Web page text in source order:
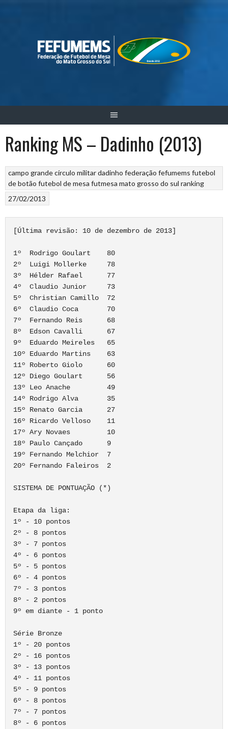
Ranking MS – Dadinho (2013)
campo grandecírculo militardadinho federação fefumems futebol
de botão futebol de mesa futmesa mato grosso do sul ranking
27/02/2013
[Última revisão: 10 de dezembro de 2013]
1º  Rodrigo Goulart    80
2º  Luigi Mollerke     78
3º  Hélder Rafael      77
4º  Claudio Junior     73
5º  Christian Camillo  72
6º  Claudio Coca       70
7º  Fernando Reis      68
8º  Edson Cavalli      67
9º  Eduardo Meireles   65
10º Eduardo Martins    63
11º Roberto Giolo      60
12º Diego Goulart      56
13º Leo Anache         49
14º Rodrigo Alva       35
15º Renato Garcia      27
16º Ricardo Velloso    11
17º Ary Novaes         10
18º Paulo Cançado      9
19º Fernando Melchior  7
20º Fernando Faleiros  2
SISTEMA DE PONTUAÇÃO (*)
Etapa da liga:
1º - 10 pontos
2º - 8 pontos
3º - 7 pontos
4º - 6 pontos
5º - 5 pontos
6º - 4 pontos
7º - 3 pontos
8º - 2 pontos
9º em diante - 1 ponto
Série Bronze
1º - 20 pontos
2º - 16 pontos
3º - 13 pontos
4º - 11 pontos
5º - 9 pontos
6º - 8 pontos
7º - 7 pontos
8º - 6 pontos